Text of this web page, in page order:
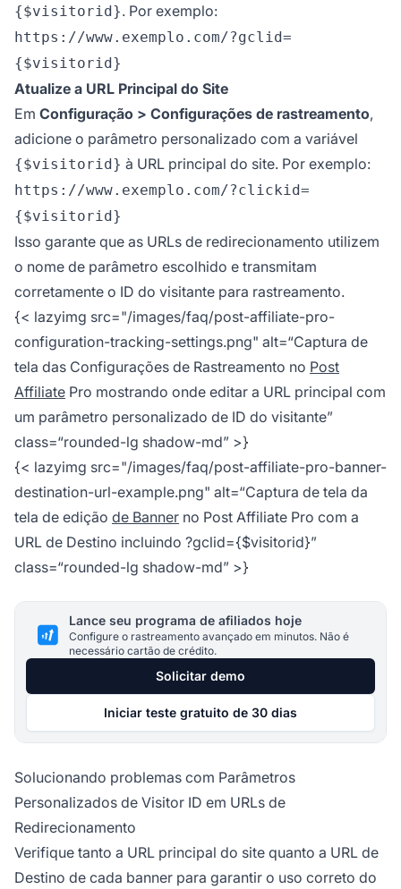
{$visitorid}. Por exemplo:
https://www.exemplo.com/?gclid=
{$visitorid}
Atualize a URL Principal do Site
Em Configuração > Configurações de rastreamento,
adicione o parâmetro personalizado com a variável
{$visitorid} à URL principal do site. Por exemplo:
https://www.exemplo.com/?clickid=
{$visitorid}
Isso garante que as URLs de redirecionamento utilizem
o nome de parâmetro escolhido e transmitam
corretamente o ID do visitante para rastreamento.
{< lazyimg src="/images/faq/post-affiliate-pro-
configuration-tracking-settings.png" alt=“Captura de
tela das Configurações de Rastreamento no Post
Affiliate Pro mostrando onde editar a URL principal com
um parâmetro personalizado de ID do visitante”
class=“rounded-lg shadow-md” >}
{< lazyimg src="/images/faq/post-affiliate-pro-banner-
destination-url-example.png" alt=“Captura de tela da
tela de edição de Banner no Post Affiliate Pro com a
URL de Destino incluindo ?gclid={$visitorid}”
class=“rounded-lg shadow-md” >}
Lance seu programa de afiliados hoje
Configure o rastreamento avançado em minutos. Não é
necessário cartão de crédito.
Solicitar demo
Iniciar teste gratuito de 30 dias
Solucionando problemas com Parâmetros
Personalizados de Visitor ID em URLs de
Redirecionamento
Verifique tanto a URL principal do site quanto a URL de
Destino de cada banner para garantir o uso correto do